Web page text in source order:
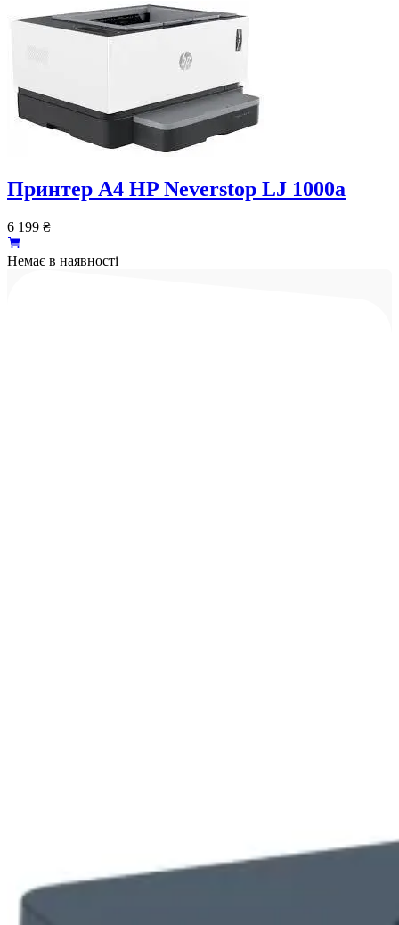
Принтер А4 HP Neverstop LJ 1000a
6 199 ₴
Немає в наявності